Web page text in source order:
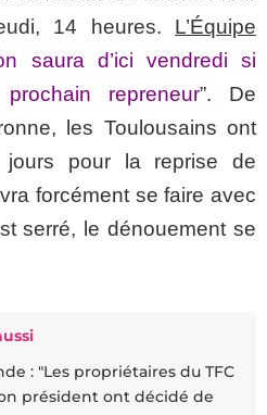
14 heures. L’Équipe
saura d’ici vendredi si
repreneur”. De
les Toulousains ont
jours pour la reprise de
forcément se faire avec
serré, le dénouement se
: "Les propriétaires du TFC
président ont décidé de